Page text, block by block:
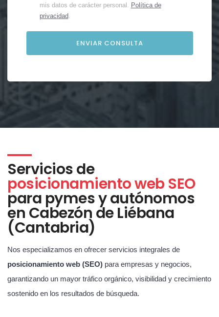
mis datos de carácter personal. Política de
privacidad.
Servicios de
posicionamiento web SEO
para pymes y autónomos
en Cabezón de Liébana
(Cantabria)
Nos especializamos en ofrecer servicios integrales de
posicionamiento web (SEO) para empresas y negocios,
garantizando un mayor tráfico orgánico, visibilidad y crecimiento
sostenido en los resultados de búsqueda.